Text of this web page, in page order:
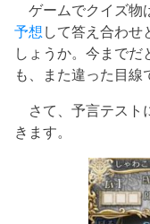
ゲームでクイズ物
予想 して答え合わせ
しょうか。今まで
も、また違った目線
さて、予言テスト
きます。